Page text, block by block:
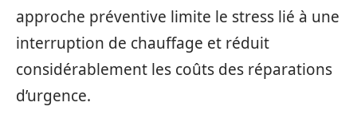
approche préventive limite le stress lié à une
interruption de chauffage et réduit
considérablement les coûts des réparations
d’urgence.